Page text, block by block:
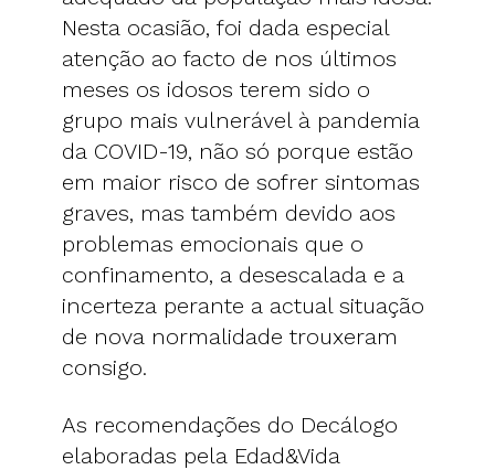
Nesta ocasião, foi dada especial
atenção ao facto de nos últimos
meses os idosos terem sido o
grupo mais vulnerável à pandemia
da COVID-19, não só porque estão
em maior risco de sofrer sintomas
graves, mas também devido aos
problemas emocionais que o
confinamento, a desescalada e a
incerteza perante a actual situação
de nova normalidade trouxeram
consigo.
As recomendações do Decálogo
elaboradas pela Edad&Vida